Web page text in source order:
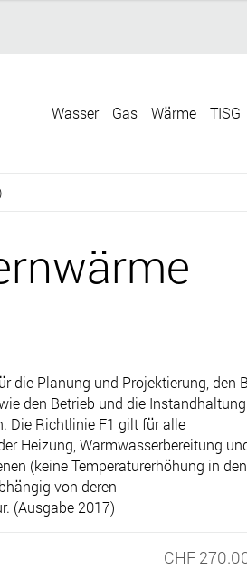
Wasser Gas Wärme TISG
die Planung und Projektierung, den
den Betrieb und die Instandhaltung
Die Richtlinie F1 gilt für alle
Heizung, Warmwasserbereitung
(keine Temperaturerhöhung in den
von deren
(Ausgabe 2017)
CHF